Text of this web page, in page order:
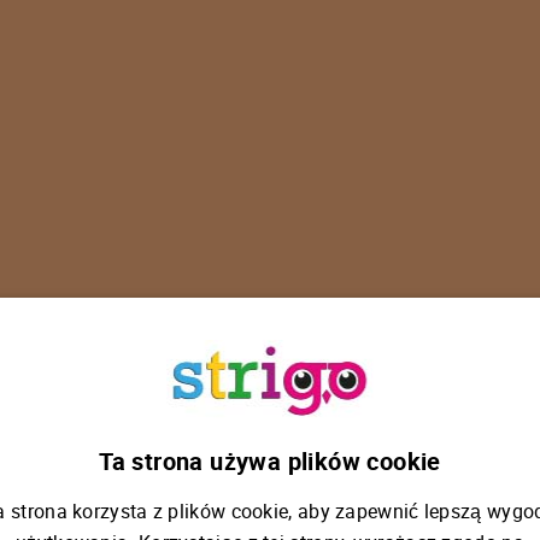
Ups!
Ta strona używa plików cookie
strona korzysta z plików cookie, aby zapewnić lepszą